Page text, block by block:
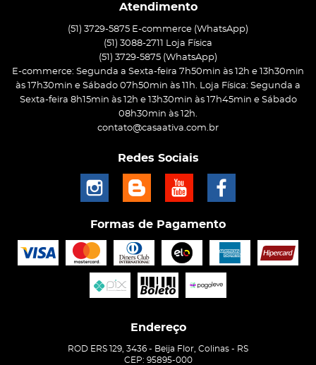
Atendimento
(51) 3729-5875 E-commerce (WhatsApp)
(51) 3088-2711 Loja Física
(51) 3729-5875 (WhatsApp)
E-commerce: Segunda a Sexta-feira 7h50min às 12h e 13h30min
às 17h30min e Sábado 07h50min às 11h. Loja Física: Segunda a
Sexta-feira 8h15min às 12h e 13h30min às 17h45min e Sábado
08h30min às 12h.
contato@casaativa.com.br
Redes Sociais
Formas de Pagamento
Endereço
ROD ERS 129, 3436 - Beija Flor, Colinas - RS
CEP: 95895-000